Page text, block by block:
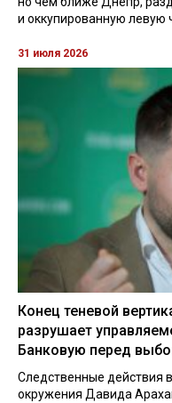
и оккупированную левую
31 июля 2026
Конец теневой
разрушает
Банковую перед
Следственные действия
окружения Давида